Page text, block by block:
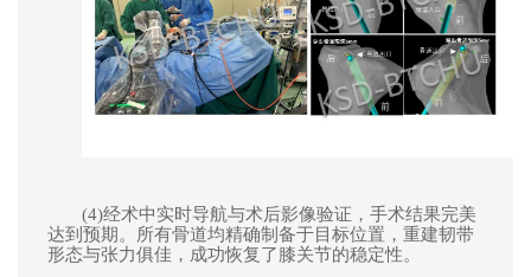
(4)经术中实时导航与术后影像验证，手术结果完美
达到预期。所有骨道均精确制备于目标位置，重建韧带
形态与张力俱佳，成功恢复了膝关节的稳定性。